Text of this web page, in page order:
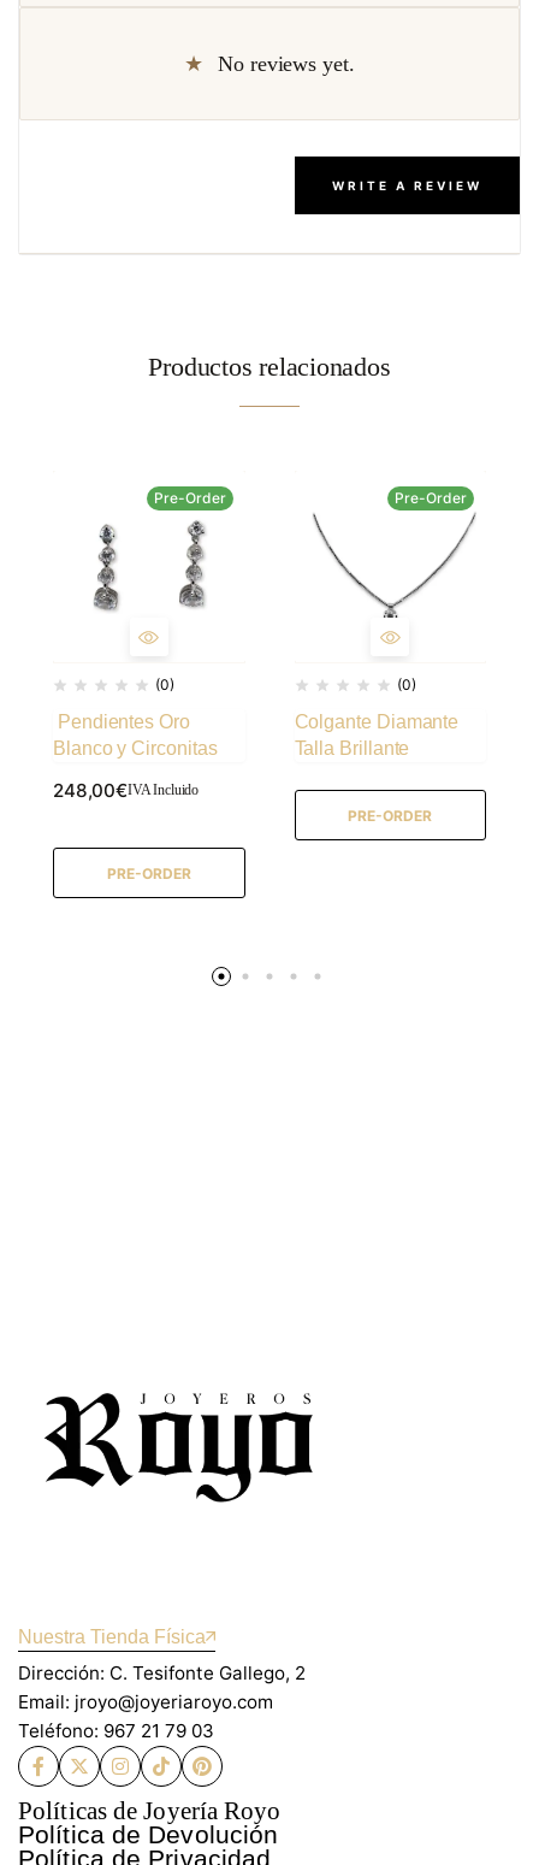
No reviews yet.
WRITE A REVIEW
Productos relacionados
Pre-Order
(0)
Pendientes Oro
Blanco y Circonitas
248,00€IVA Incluido
PRE-ORDER
Pre-Order
(0)
Colgante Diamante
Talla Brillante
PRE-ORDER
Nuestra Tienda Física
Dirección: C. Tesifonte Gallego, 2
Email: jroyo@joyeriaroyo.com
Teléfono: 967 21 79 03
Políticas de Joyería Royo
Política de Devolución
Política de Privacidad